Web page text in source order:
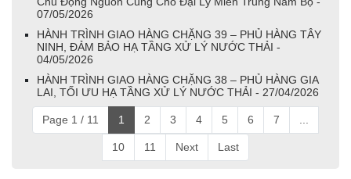
07/05/2026
HÀNH TRÌNH GIAO HÀNG CHẶNG 39 – PHỦ HÀNG TÂY
NINH, ĐẢM BẢO HẠ TẦNG XỬ LÝ NƯỚC THẢI -
04/05/2026
HÀNH TRÌNH GIAO HÀNG CHẶNG 38 – PHỦ HÀNG GIA
LAI, TỐI ƯU HẠ TẦNG XỬ LÝ NƯỚC THẢI - 27/04/2026
Page 1 / 11 1 2 3 4 5 6 7
10 11 Next Last